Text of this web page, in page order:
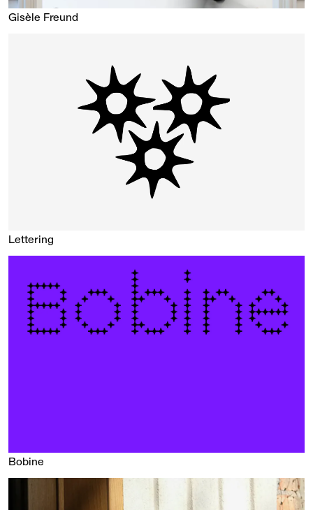
Gisèle Freund
Lettering
Bobine